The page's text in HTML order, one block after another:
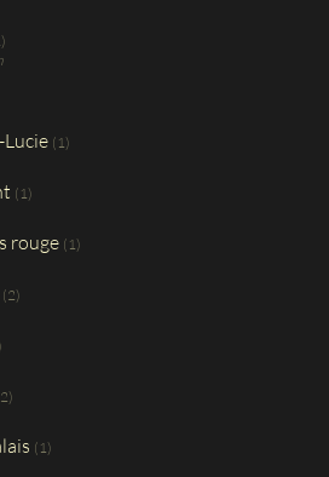
Lucie (1)
(1)
rouge (1)
(2)
(1)